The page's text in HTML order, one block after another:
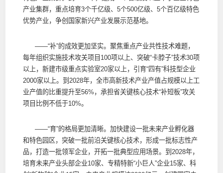
产业集群，重点培育3个千亿级、5个500亿级、5个百亿级特色
优势产业，争创国家新兴产业发展示范基地。
——“补”的成效更加坚实。聚焦重点产业共性技术难题，
每年组织实施技术攻关项目100项以上、突破“卡脖子”技术30项
以上，新建市级重点实验室20家以上，引育“四有”科技型企业
2000家以上。到2028年，全市高新技术产业产值占规模以上工
业产值的比重提升至56%，承担省关键核心技术“补短板”攻关
项目比例不低于10%。
——“育”的格局更加清晰。加快建设一批未来产业孵化器
和特色园区，突破一批前沿关键核心技术，形成一批标志性产
品，打造一批领军企业，开拓一批典型应用场景。到2028年，
培育未来产业头部企业10家、专精特新“小巨人”企业15家、科